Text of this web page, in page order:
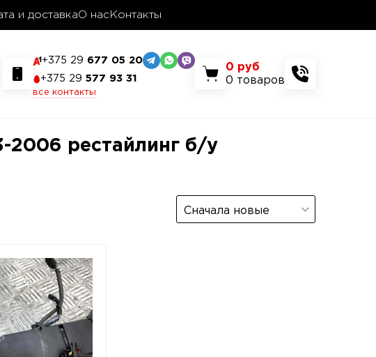
и доставкаО нас Контакты
+375 29 677 05 20
+375 29 577 93 31
все контакты
0 руб
0 товаров
2006 рестайлинг б/у
Сначала новые